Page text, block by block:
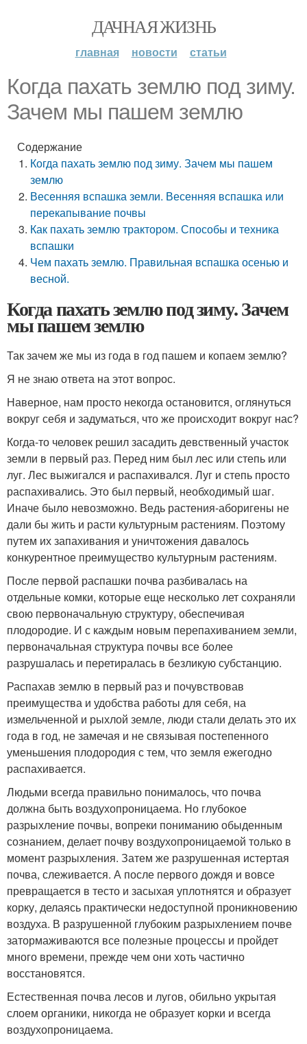
ДАЧНАЯ ЖИЗНЬ
главная новости статьи
Когда пахать землю под зиму.
Зачем мы пашем землю
Содержание
Когда пахать землю под зиму. Зачем мы пашем
землю
Весенняя вспашка земли. Весенняя вспашка или
перекапывание почвы
Как пахать землю трактором. Способы и техника
вспашки
Чем пахать землю. Правильная вспашка осенью и
весной.
Когда пахать землю под зиму. Зачем
мы пашем землю
Так зачем же мы из года в год пашем и копаем землю?
Я не знаю ответа на этот вопрос.
Наверное, нам просто некогда остановится, оглянуться
вокруг себя и задуматься, что же происходит вокруг нас?
Когда-то человек решил засадить девственный участок
земли в первый раз. Перед ним был лес или степь или
луг. Лес выжигался и распахивался. Луг и степь просто
распахивались. Это был первый, необходимый шаг.
Иначе было невозможно. Ведь растения-аборигены не
дали бы жить и расти культурным растениям. Поэтому
путем их запахивания и уничтожения давалось
конкурентное преимущество культурным растениям.
После первой распашки почва разбивалась на
отдельные комки, которые еще несколько лет сохраняли
свою первоначальную структуру, обеспечивая
плодородие. И с каждым новым перепахиванием земли,
первоначальная структура почвы все более
разрушалась и перетиралась в безликую субстанцию.
Распахав землю в первый раз и почувствовав
преимущества и удобства работы для себя, на
измельченной и рыхлой земле, люди стали делать это их
года в год, не замечая и не связывая постепенного
уменьшения плодородия с тем, что земля ежегодно
распахивается.
Людьми всегда правильно понималось, что почва
должна быть воздухопроницаема. Но глубокое
разрыхление почвы, вопреки пониманию обыденным
сознанием, делает почву воздухопроницаемой только в
момент разрыхления. Затем же разрушенная истертая
почва, слеживается. А после первого дождя и вовсе
превращается в тесто и засыхая уплотнятся и образует
корку, делаясь практически недоступной проникновению
воздуха. В разрушенной глубоким разрыхлением почве
затормаживаются все полезные процессы и пройдет
много времени, прежде чем они хоть частично
восстановятся.
Естественная почва лесов и лугов, обильно укрытая
слоем органики, никогда не образует корки и всегда
воздухопроницаема.